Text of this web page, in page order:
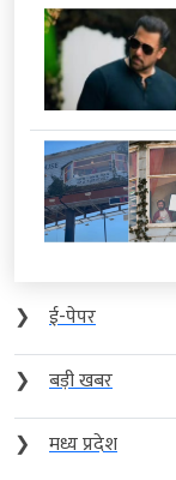
❯
ई-पेपर
❯
बड़ी खबर
❯
मध्य प्रदेश